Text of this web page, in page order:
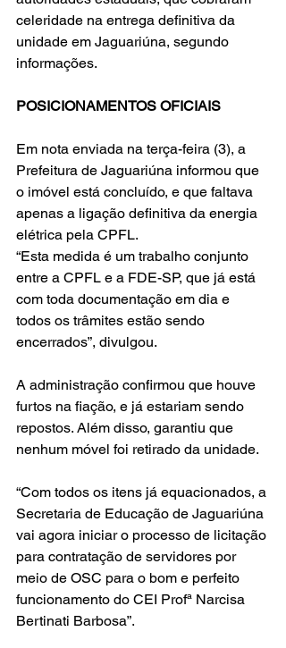
celeridade na entrega definitiva da
unidade em Jaguariúna, segundo
informações.
POSICIONAMENTOS OFICIAIS
Em nota enviada na terça-feira (3), a
Prefeitura de Jaguariúna informou que
o imóvel está concluído, e que faltava
apenas a ligação definitiva da energia
elétrica pela CPFL.
“Esta medida é um trabalho conjunto
entre a CPFL e a FDE-SP, que já está
com toda documentação em dia e
todos os trâmites estão sendo
encerrados”, divulgou.
A administração confirmou que houve
furtos na fiação, e já estariam sendo
repostos. Além disso, garantiu que
nenhum móvel foi retirado da unidade.
“Com todos os itens já equacionados, a
Secretaria de Educação de Jaguariúna
vai agora iniciar o processo de licitação
para contratação de servidores por
meio de OSC para o bom e perfeito
funcionamento do CEI Profª Narcisa
Bertinati Barbosa”.